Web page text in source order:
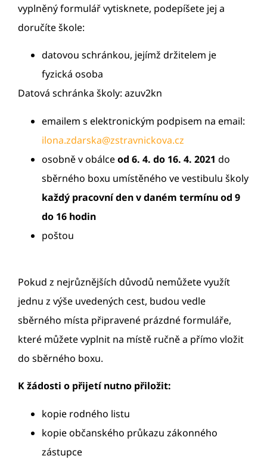
vyplněný formulář vytisknete, podepíšete jej a
doručíte škole:
datovou schránkou, jejímž držitelem je
fyzická osoba
Datová schránka školy: azuv2kn
emailem s elektronickým podpisem na email:
ilona.zdarska@zstravnickova.cz
osobně v obálceod 6. 4. do 16. 4. 2021 do
sběrného boxu umístěného ve vestibulu školy
každý pracovní den v daném termínu od 9
do 16 hodin
poštou
Pokud z nejrůznějších důvodů nemůžete využít
jednu z výše uvedených cest, budou vedle
sběrného místa připravené prázdné formuláře,
které můžete vyplnit na místě ručně a přímo vložit
do sběrného boxu.
K žádosti o přijetí nutno přiložit:
kopie rodného listu
kopie občanského průkazu zákonného
zástupce